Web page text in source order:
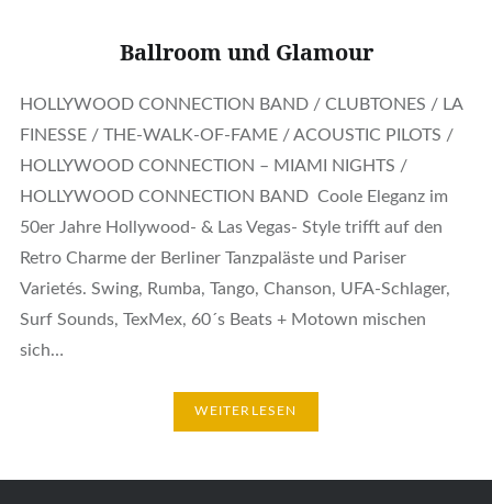
Ballroom und Glamour
HOLLYWOOD CONNECTION BAND / CLUBTONES / LA
FINESSE / THE-WALK-OF-FAME / ACOUSTIC PILOTS /
HOLLYWOOD CONNECTION – MIAMI NIGHTS /
HOLLYWOOD CONNECTION BAND Coole Eleganz im
50er Jahre Hollywood- & Las Vegas- Style trifft auf den
Retro Charme der Berliner Tanzpaläste und Pariser
Varietés. Swing, Rumba, Tango, Chanson, UFA-Schlager,
Surf Sounds, TexMex, 60´s Beats + Motown mischen
sich…
WEITERLESEN